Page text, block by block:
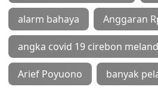
alarm bahaya Anggaran
angka covid 19 cirebon
Arief Poyuono banyak